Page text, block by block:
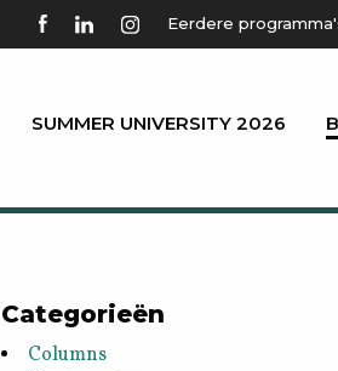
Eerdere
SUMMER UNIVERSITY 2026
Categorieën
Columns